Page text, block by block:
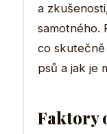
a
samotného.
co skutečně
psů a jak je
Faktory